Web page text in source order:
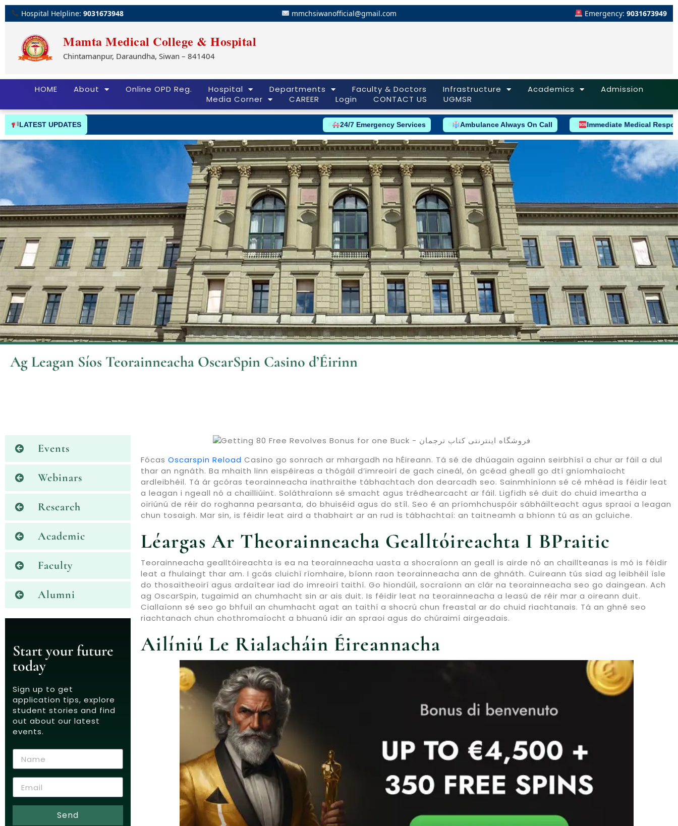
Hospital Helpline: 9031673948 mmchsiwanofficial@gmail.com Emergency: 9031673949
Mamta Medical College & Hospital
Chintamanpur, Daraundha, Siwan – 841404
HOME About Online OPD Reg. Hospital Departments Faculty & Doctors Infrastructure Academics
Admission
Media Corner
CAREER Login CONTACT US UGMSR
LATEST UPDATES 24/7 Emergency Services Ambulance Always On Call Immediate Medical Response
Ag Leagan Síos Teorainneacha OscarSpin Casino d’Éirinn
Events
Webinars
Research
Academic
Faculty
Alumni
Start your future
today
Sign up to get
application tips, explore
student stories and find
out about our latest
events.
Send
Fócas Oscarspin Reload Casino go sonrach ar mhargadh na hÉireann. Tá sé de dhúagain againn seirbhísí a chur ar fáil a dul
thar an ngnáth. Ba mhaith linn eispéireas a thógáil d’imreoirí de gach cineál, ón gcéad gheall go dtí gníomhaíocht
ardleibhéil. Tá ár gcóras teorainneacha inathraithe tábhachtach don dearcadh seo. Sainmhíníonn sé cé mhéad is féidir leat
a leagan i ngeall nó a chailliúint. Soláthraíonn sé smacht agus trédhearcacht ar fáil. Ligfidh sé duit do chuid imeartha a
oiriúnú de réir do roghanna pearsanta, do bhuiséid agus do stíl. Seo é an príomhchuspóir sábháilteacht agus spraoi a leagan
chun tosaigh. Mar sin, is féidir leat aird a thabhairt ar an rud is tábhachtaí: an taitneamh a bhíonn tú as an gcluiche.
Léargas Ar Theorainneacha Gealltóireachta I BPraitic
Teorainneacha gealltóireachta is ea na teorainneacha uasta a shocraíonn an geall is airde nó an chaillteanas is mó is féidir
leat a fhulaingt thar am. I gcás cluichí ríomhaire, bíonn raon teorainneacha ann de ghnáth. Cuireann tús siad ag leibhéil ísle
do thosaitheoirí agus ardaítear iad do imreoirí taithí. Go hiondúil, socraíonn an clár na teorainneacha seo go daingean. Ach
ag OscarSpin, tugaimid an chumhacht sin ar ais duit. Is féidir leat na teorainneacha a leasú de réir mar a oireann duit.
Ciallaíonn sé seo go bhfuil an chumhacht agat an taithí a shocrú chun freastal ar do chuid riachtanais. Tá an ghné seo
riachtanach chun chothromaíocht a bhuanú idir an spraoi agus do chúraimí airgeadais.
Ailíniú Le Rialacháin Éireannacha